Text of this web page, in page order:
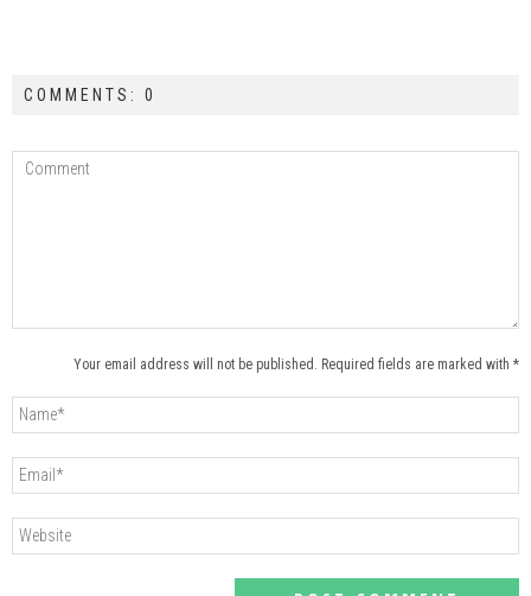
COMMENTS: 0
Your email address will not be published. Required fields are marked with *